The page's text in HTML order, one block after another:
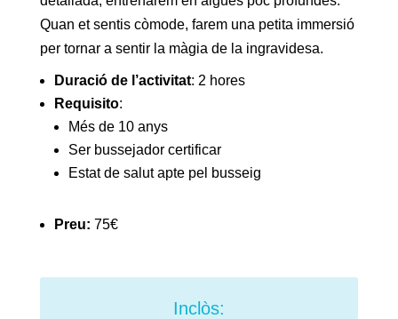
Quan et sentis còmode, farem una petita immersió
per tornar a sentir la màgia de la ingravidesa.
Duració de l’activitat: 2 hores
Requisito:
Més de 10 anys
Ser bussejador certificar
Estat de salut apte pel busseig
Preu: 75€
Inclòs: